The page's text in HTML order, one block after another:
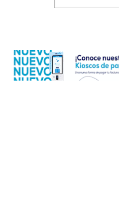
Presidente Abinader,